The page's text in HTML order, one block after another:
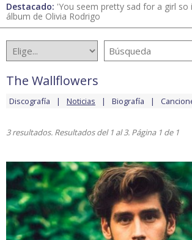
Destacado: 'You seem pretty sad for a girl so
álbum de Olivia Rodrigo
The Wallflowers
Discografía Noticias Biografía
3 resultados. Resultados del 1 al 3. Página 1 de 1